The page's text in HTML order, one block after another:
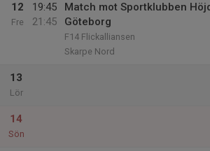
12
Fre
19:45
21:45
Match mot Sportklubben
Göteborg
F14 Flickalliansen
Skarpe Nord
13
Lör
14
Sön